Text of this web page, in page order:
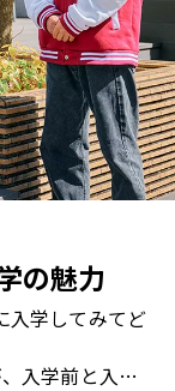
の魅力
入学してみてど
入学前と入学